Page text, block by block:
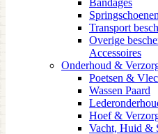
Springschoenen
Transport
Overige
Accessoires
Onderhoud &
Poetsen &
Wassen Paard
Hoef &
Vacht, Huid &